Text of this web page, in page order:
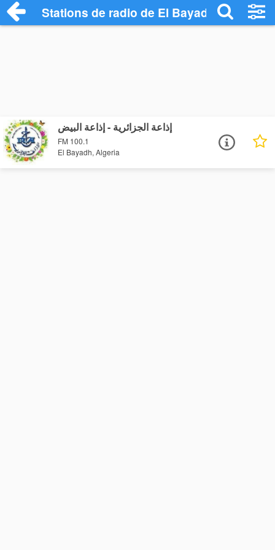
Stations de radio de El Bayadh
إذاعة الجزائرية - إذاعة البيض
FM 100.1
El Bayadh, Algeria